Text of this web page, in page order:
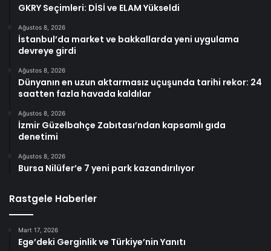
GKRY Seçimleri: DİSİ ve ELAM Yükseldi
Ağustos 8, 2026
İstanbul’da market ve bakkallarda yeni uygulama
devreye girdi
Ağustos 8, 2026
Dünyanın en uzun aktarmasız uçuşunda tarihi rekor: 24
saatten fazla havada kaldılar
Ağustos 8, 2026
İzmir Güzelbahçe Zabıtası’ndan kapsamlı gıda
denetimi
Ağustos 8, 2026
Bursa Nilüfer’e 7 yeni park kazandırılıyor
Rastgele Haberler
Mart 17, 2026
Ege’deki Gerginlik ve Türkiye’nin Yanıtı